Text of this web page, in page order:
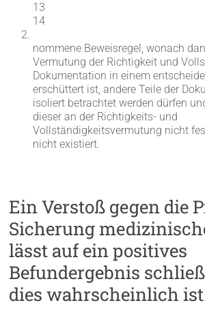
13
14
nommene Beweisregel, wonach
Vermutung der Richtigkeit und
Dokumentation in einem
erschüttert ist, andere Teile der
isoliert betrachtet werden dürfen
dieser an der Richtigkeits- und
Vollständigkeitsvermutung nicht
nicht existiert.
Ein Verstoß gegen die
Sicherung
lässt auf ein positives
Befundergebnis
dies wahrscheinlich